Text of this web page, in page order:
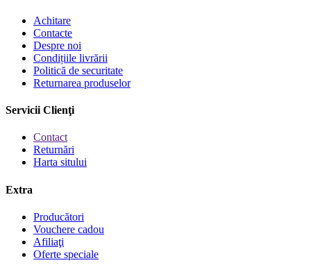
Achitare
Contacte
Despre noi
Condițiile livrării
Politică de securitate
Returnarea produselor
Servicii Clienţi
Contact
Returnări
Harta sitului
Extra
Producători
Vouchere cadou
Afiliaţi
Oferte speciale